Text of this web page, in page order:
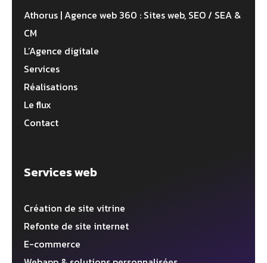
Athorus | Agence web 360 : Sites web, SEO / SEA &
CM
L’Agence digitale
Services
Réalisations
Le flux
Contact
Services web
Création de site vitrine
Refonte de site internet
E-commerce